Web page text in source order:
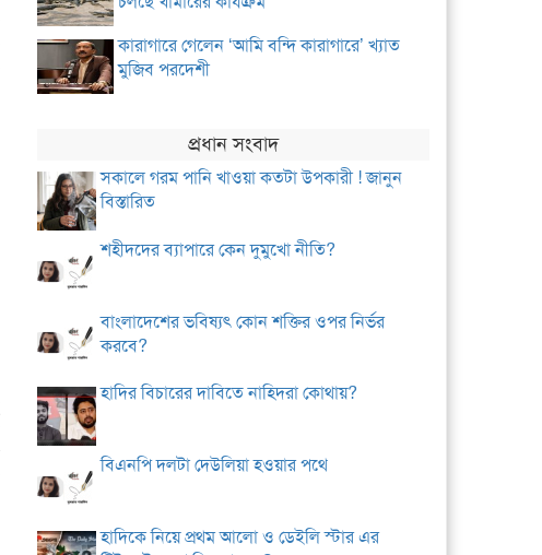
কারাগারে গেলেন ‘আমি বন্দি কারাগারে’ খ্যাত
মুজিব পরদেশী
প্রধান সংবাদ
সকালে গরম পানি খাওয়া কতটা উপকারী ! জানুন
বিস্তারিত
শহীদদের ব্যাপারে কেন দুমুখো নীতি?
বাংলাদেশের ভবিষ্যৎ কোন শক্তির ওপর নির্ভর
করবে?
হাদির বিচারের দাবিতে নাহিদরা কোথায়?
বিএনপি দলটা দেউলিয়া হওয়ার পথে
হাদিকে নিয়ে প্রথম আলো ও ডেইলি স্টার এর